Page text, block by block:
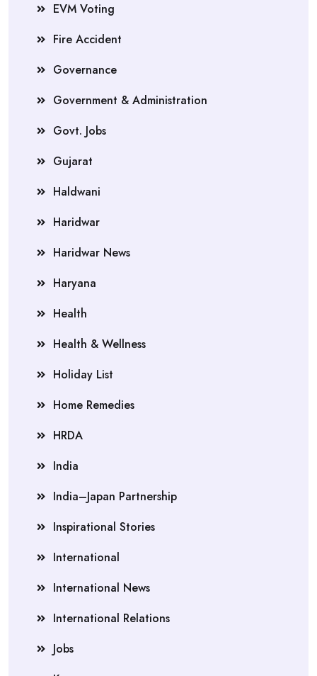
EVM Voting
Fire Accident
Governance
Government & Administration
Govt. Jobs
Gujarat
Haldwani
Haridwar
Haridwar News
Haryana
Health
Health & Wellness
Holiday List
Home Remedies
HRDA
India
India–Japan Partnership
Inspirational Stories
International
International News
International Relations
Jobs